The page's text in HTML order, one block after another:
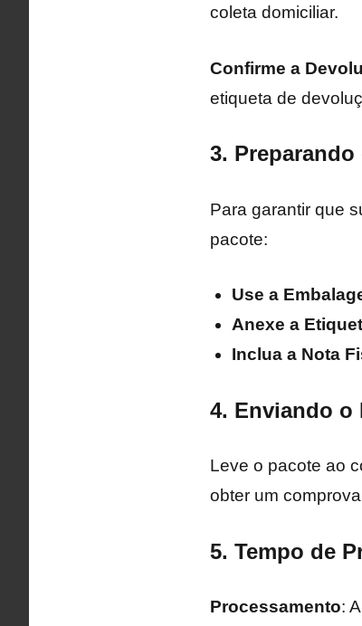
coleta domiciliar.
Confirme a
etiqueta de
3.
Para garantir que
pacote:
Use a
Anexe a
Inclua a Nota
4. Enviando o
Leve o pacote ao
obter um
5. Tempo de
Processamento: